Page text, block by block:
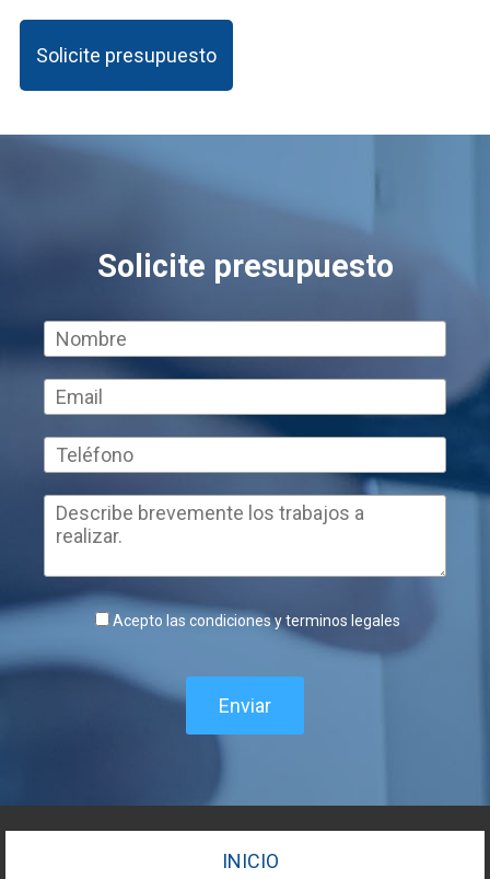
Solicite presupuesto
Solicite presupuesto
Acepto las condiciones y terminos legales
Enviar
INICIO